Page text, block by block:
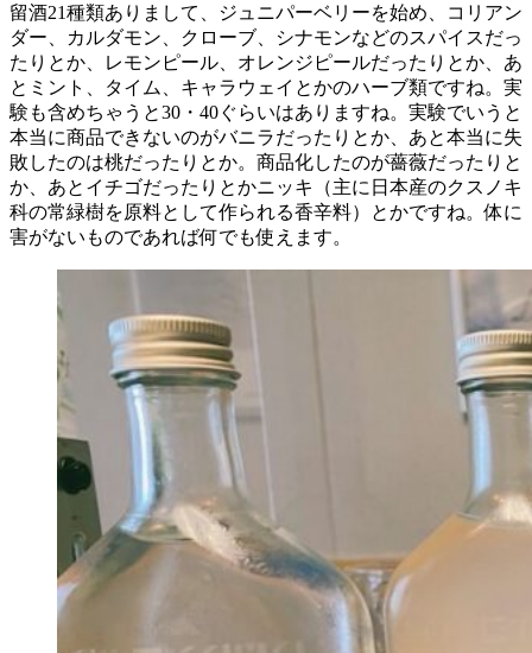
留酒21種類ありまして、ジュニパーベリーを始め、コリアン
ダー、カルダモン、クローブ、シナモンなどのスパイスだっ
たりとか、レモンピール、オレンジピールだったりとか、あ
とミント、タイム、キャラウェイとかのハーブ類ですね。実
験も含めちゃうと30・40ぐらいはありますね。実験でいうと
本当に商品できないのがバニラだったりとか、あと本当に失
敗したのは桃だったりとか。商品化したのが薔薇だったりと
か、あとイチゴだったりとかニッキ（主に日本産のクスノキ
科の常緑樹を原料として作られる香辛料）とかですね。体に
害がないものであれば何でも使えます。